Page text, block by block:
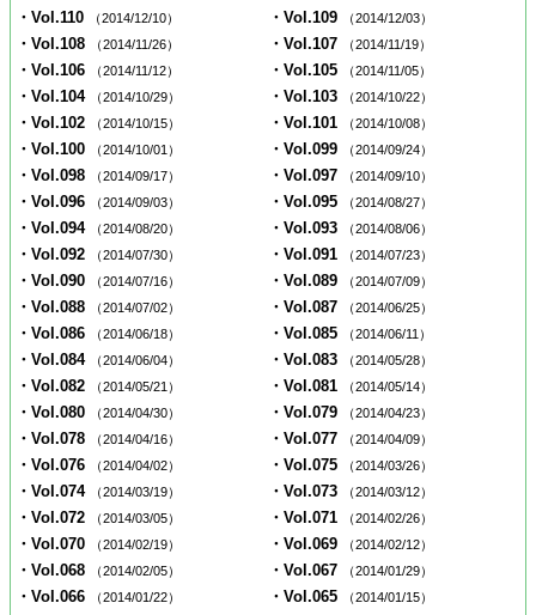
・Vol.110 （2014/12/10） ・Vol.109 （2014/12/03）
・Vol.108 （2014/11/26） ・Vol.107 （2014/11/19）
・Vol.106 （2014/11/12） ・Vol.105 （2014/11/05）
・Vol.104 （2014/10/29） ・Vol.103 （2014/10/22）
・Vol.102 （2014/10/15） ・Vol.101 （2014/10/08）
・Vol.100 （2014/10/01） ・Vol.099 （2014/09/24）
・Vol.098 （2014/09/17） ・Vol.097 （2014/09/10）
・Vol.096 （2014/09/03） ・Vol.095 （2014/08/27）
・Vol.094 （2014/08/20） ・Vol.093 （2014/08/06）
・Vol.092 （2014/07/30） ・Vol.091 （2014/07/23）
・Vol.090 （2014/07/16） ・Vol.089 （2014/07/09）
・Vol.088 （2014/07/02） ・Vol.087 （2014/06/25）
・Vol.086 （2014/06/18） ・Vol.085 （2014/06/11）
・Vol.084 （2014/06/04） ・Vol.083 （2014/05/28）
・Vol.082 （2014/05/21） ・Vol.081 （2014/05/14）
・Vol.080 （2014/04/30） ・Vol.079 （2014/04/23）
・Vol.078 （2014/04/16） ・Vol.077 （2014/04/09）
・Vol.076 （2014/04/02） ・Vol.075 （2014/03/26）
・Vol.074 （2014/03/19） ・Vol.073 （2014/03/12）
・Vol.072 （2014/03/05） ・Vol.071 （2014/02/26）
・Vol.070 （2014/02/19） ・Vol.069 （2014/02/12）
・Vol.068 （2014/02/05） ・Vol.067 （2014/01/29）
・Vol.066 （2014/01/22） ・Vol.065 （2014/01/15）